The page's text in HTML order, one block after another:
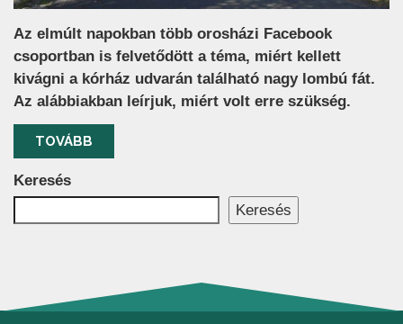
Az elmúlt napokban több orosházi Facebook
csoportban is felvetődött a téma, miért kellett
kivágni a kórház udvarán található nagy lombú fát.
Az alábbiakban leírjuk, miért volt erre szükség.
TOVÁBB
Keresés
Keresés